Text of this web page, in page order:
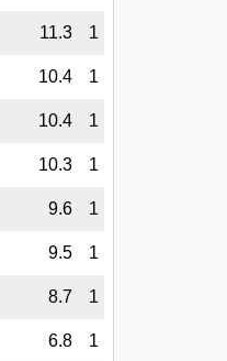
11.3 1
10.4 1
10.4 1
10.3 1
9.6 1
9.5 1
8.7 1
6.8 1